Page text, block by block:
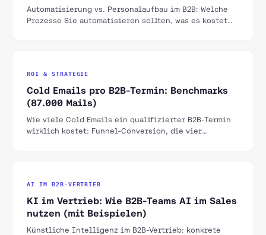
Automatisierung vs. Personalaufbau im B2B: Welche
Prozesse Sie automatisieren sollten, was es kostet
ROI & STRATEGIE
Cold Emails pro B2B-Termin: Benchmarks
(87.000 Mails)
Wie viele Cold Emails ein qualifizierter B2B-Termin
wirklich kostet: Funnel-Conversion, die vier
AI IM B2B-VERTRIEB
KI im Vertrieb: Wie B2B-Teams AI im Sales
nutzen (mit Beispielen)
Künstliche Intelligenz im B2B-Vertrieb: konkrete